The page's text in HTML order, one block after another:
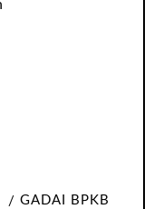
GADAI BPKB